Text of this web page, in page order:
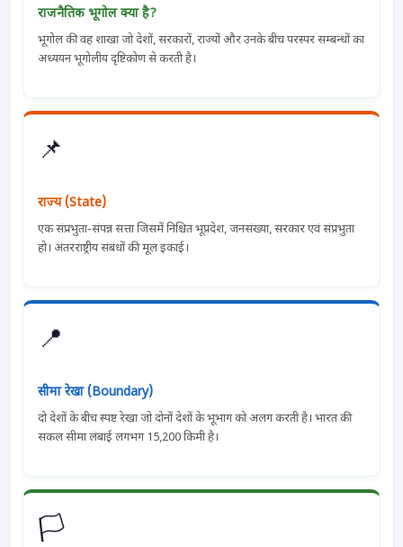
राजनैतिक भूगोल क्या है?
भूगोल की वह शाखा जो देशों, सरकारों, राज्यों और उनके बीच परस्पर सम्बन्धों का
अध्ययन भूगोलीय दृष्टिकोण से करती है।
📌
राज्य (State)
एक संप्रभुता-संपन्न सत्ता जिसमें निश्चित भूप्रदेश, जनसंख्या, सरकार एवं संप्रभुता
हो। अंतरराष्ट्रीय संबंधों की मूल इकाई।
📍
सीमा रेखा (Boundary)
दो देशों के बीच स्पष्ट रेखा जो दोनों देशों के भूभाग को अलग करती है। भारत की
सकल सीमा लंबाई लगभग 15,200 किमी है।
🏳